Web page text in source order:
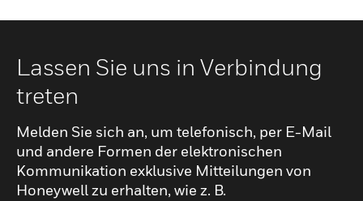
Lassen Sie uns in Verbindung
treten
Melden Sie sich an, um telefonisch, per E-Mail
und andere Formen der elektronischen
Kommunikation exklusive Mitteilungen von
Honeywell zu erhalten, wie z. B.